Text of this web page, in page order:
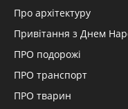
Про архітектуру
Привітання з Днем
ПРО подорожі
ПРО транспорт
ПРО тварин